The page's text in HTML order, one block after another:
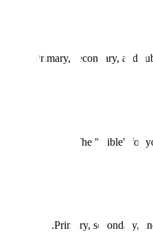
Primary, secondary, and
The "Bible" for
Primary, secondary,